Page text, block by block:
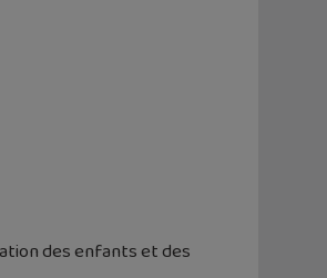
des enfants et des